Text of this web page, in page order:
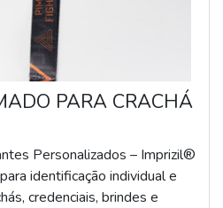
conforme
e quantidade Consulte para demandas urgentes
PARA CRACHÁ
Personalizados – Imprizil®
identificação individual e
credenciais, brindes e